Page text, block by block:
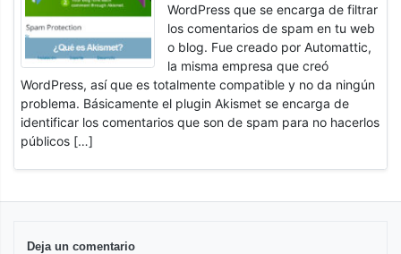
WordPress que se encarga de filtrar
los comentarios de spam en tu web
o blog. Fue creado por Automattic,
la misma empresa que creó
WordPress, así que es totalmente compatible y no da ningún
problema. Básicamente el plugin Akismet se encarga de
identificar los comentarios que son de spam para no hacerlos
públicos […]
Deja un comentario